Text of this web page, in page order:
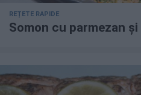
REȚETE RAPIDE
Somon cu parmezan